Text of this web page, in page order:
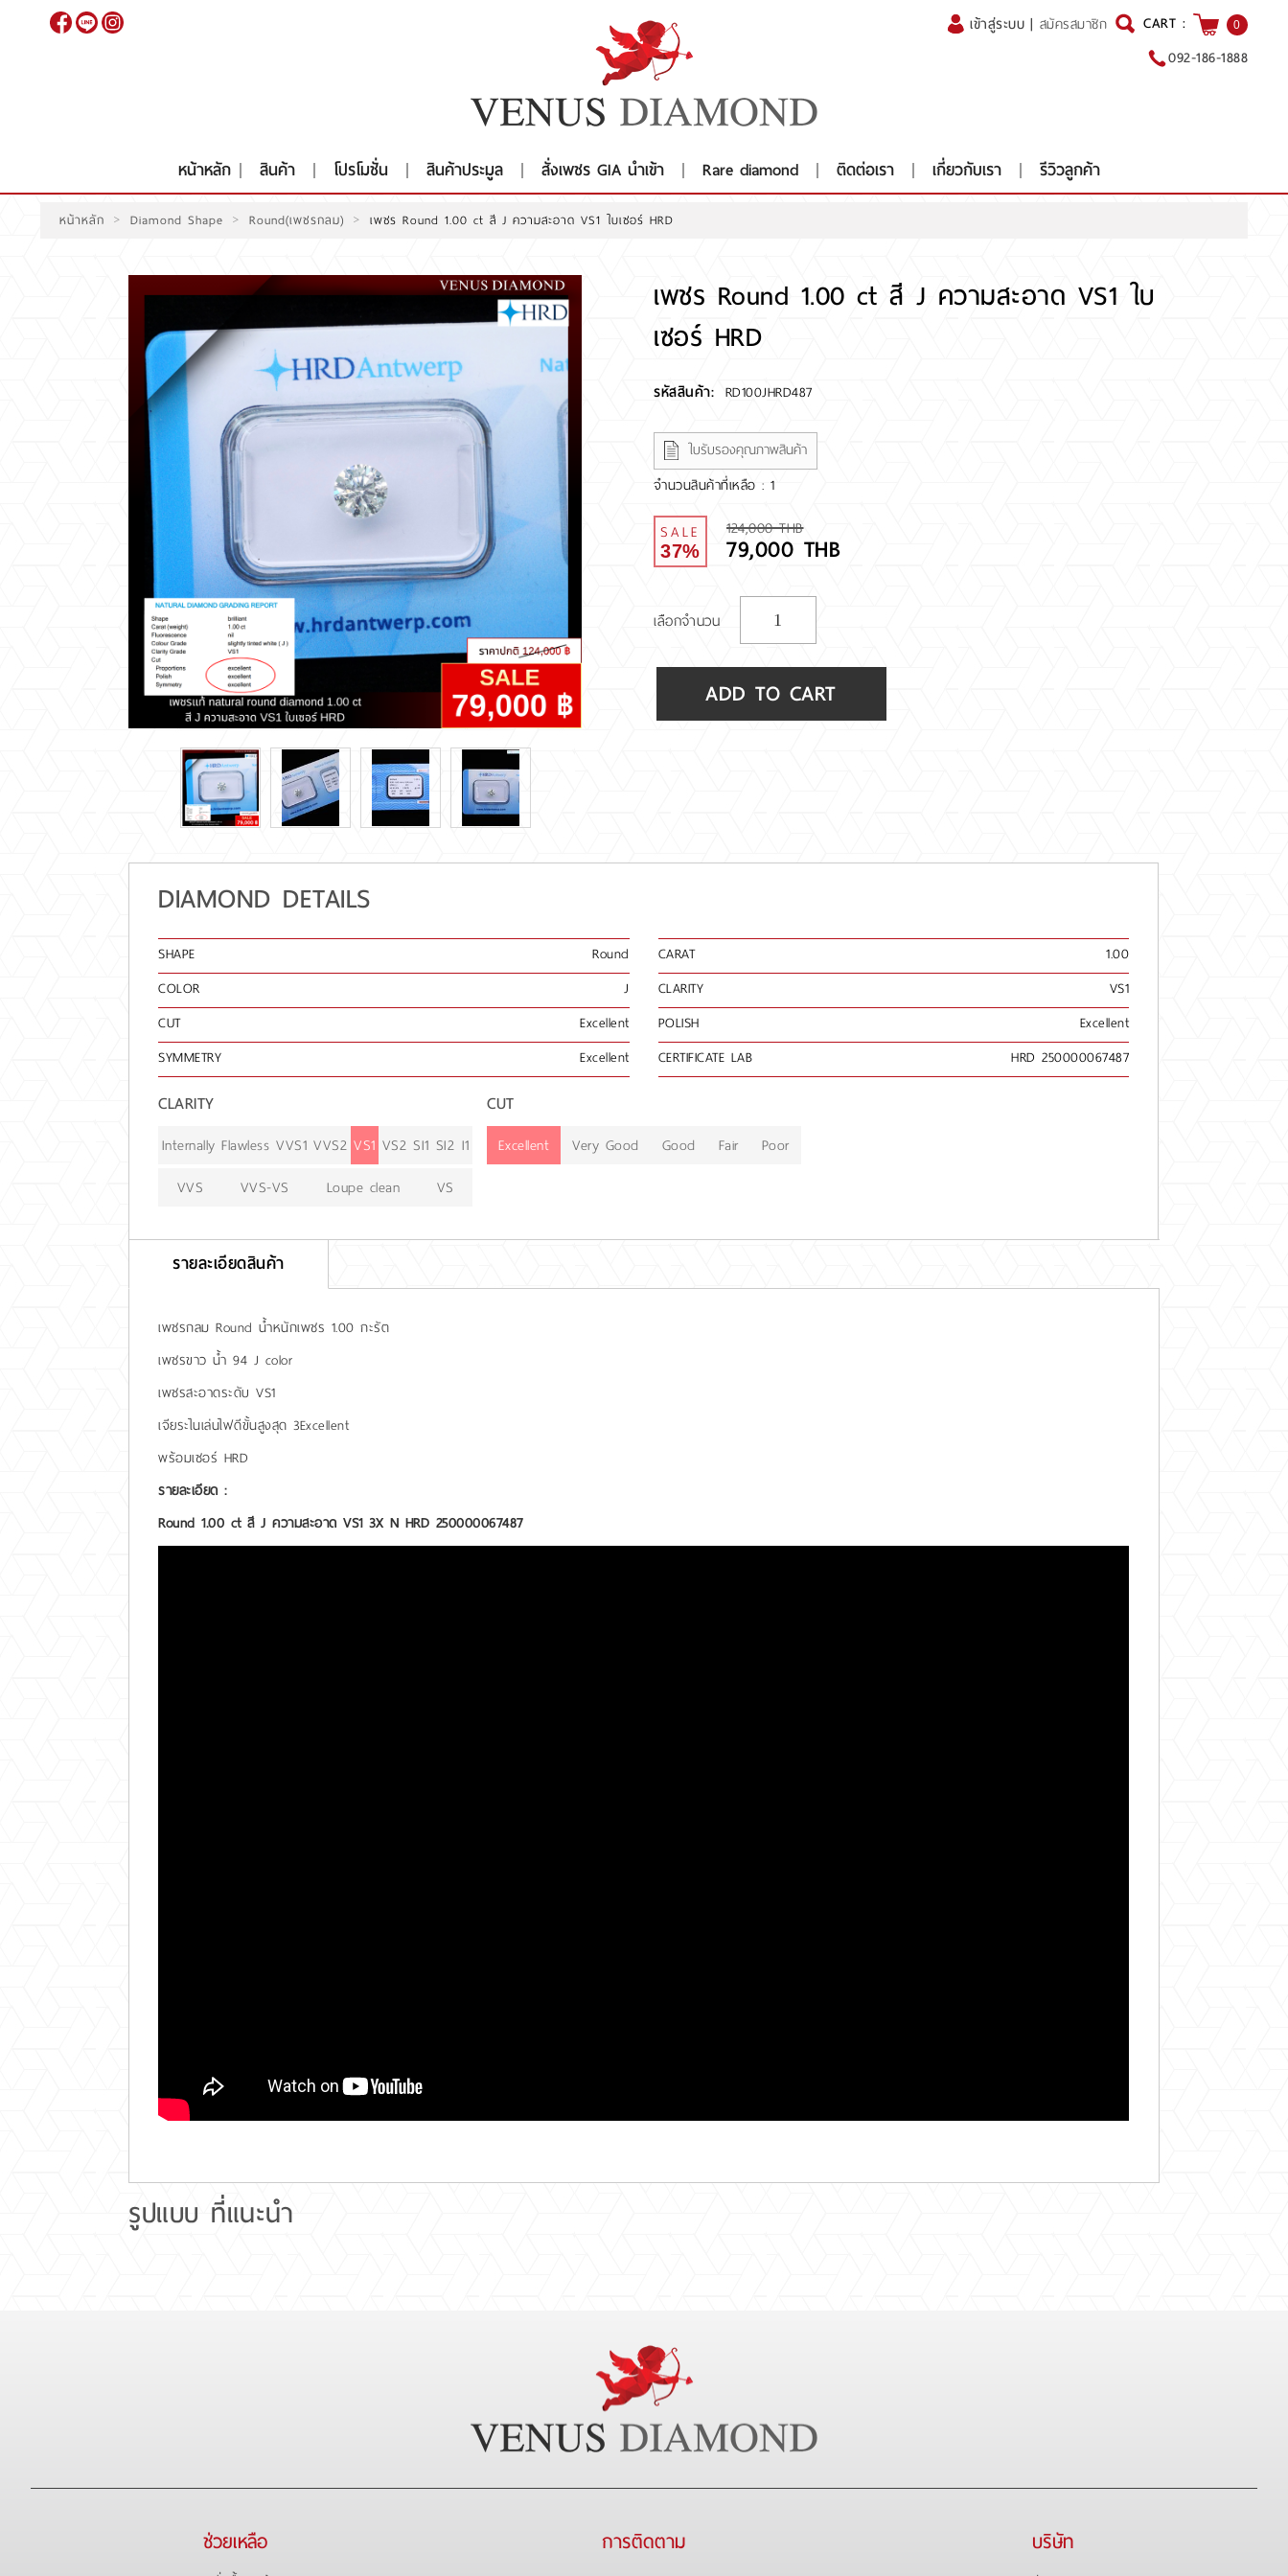
ติดต่อเรา
เกี่ยวกับเรา
เข้าสู่ระบบ | สมัครสมาชิก CART : 0
092-186-1888
หน้าหลัก สินค้า โปรโมชั่น สินค้าประมูล สั่งเพชร GIA นำเข้า Rare diamond ติดต่อเรา เกี่ยวกับเรา รีวิวลูกค้า
หน้าหลัก > Diamond Shape > Round(เพชรกลม) > เพชร Round 1.00 ct สี J ความสะอาด VS1 ใบเซอร์ HRD
เพชร Round 1.00 ct สี J ความสะอาด VS1 ใบ
เซอร์ HRD
รหัสสินค้า: RD100JHRD487
ใบรับรองคุณภาพสินค้า
จำนวนสินค้าที่เหลือ : 1
SALE
37%
124,000 THB
79,000 THB
เลือกจำนวน
ADD TO CART
DIAMOND DETAILS
SHAPE Round CARAT
1.00
COLOR
J CLARITY
VS1
CUT
Excellent POLISH
Excellent
SYMMETRY
Excellent CERTIFICATE LAB HRD 250000067487
CLARITY
Internally Flawless VVS1 VVS2 VS1 VS2 SI1 SI2 I1
VVS
VVS-VS Loupe clean VS
CUT
Excellent Very Good Good Fair Poor
รายละเอียดสินค้า
เพชรกลม Round น้ำหนักเพชร 1.00 กะรัต
เพชรขาว น้ำ 94 J color
เพชรสะอาดระดับ VS1
เจียระไนเล่นไฟดีขั้นสูงสุด 3Excellent
พร้อมเซอร์ HRD
รายละเอียด :
Round 1.00 ct สี J ความสะอาด VS1 3X N HRD 250000067487
รูปแบบ ที่แนะนำ
ช่วยเหลือ การติดตาม บริษัท